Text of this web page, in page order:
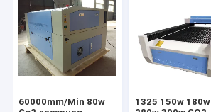
60000mm/Min 80w
1325 150w 180w